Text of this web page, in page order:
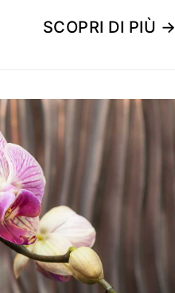
SCOPRI DI PIÙ →